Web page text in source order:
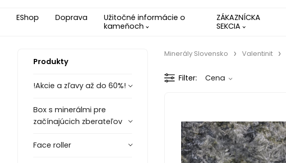
EShop Doprava
Užitočné informácie o
kameňoch
ZÁKAZNÍCKA
SEKCIA
Produkty
!Akcie a zľavy až do 60%!
Box s minerálmi pre
začínajúcich zberateľov
Face roller
Minerály Slovensko Valentinit
Filter Cena